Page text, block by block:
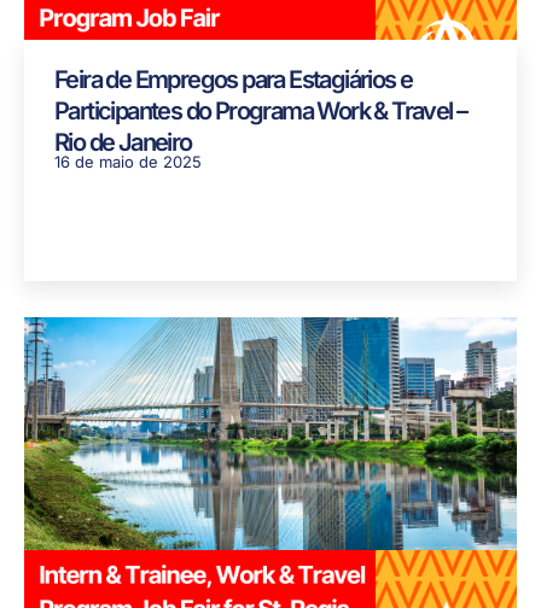
Feira de Empregos para Estagiários e
Participantes do Programa Work & Travel –
Rio de Janeiro
16 de maio de 2025